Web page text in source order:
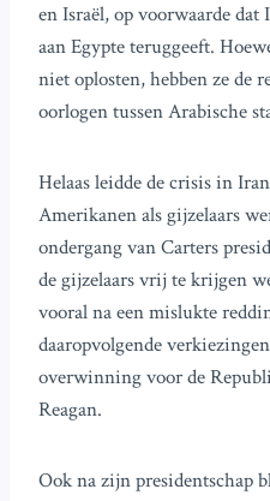
en Israël, op voorwaarde
aan Egypte teruggeeft.
niet oplosten, hebben ze de
oorlogen tussen Arabische
Helaas leidde de crisis in
Amerikanen als gijzelaars
ondergang van Carters
de gijzelaars vrij te krijgen
vooral na een mislukte
daaropvolgende
overwinning voor de
Reagan.
Ook na zijn presidentschap